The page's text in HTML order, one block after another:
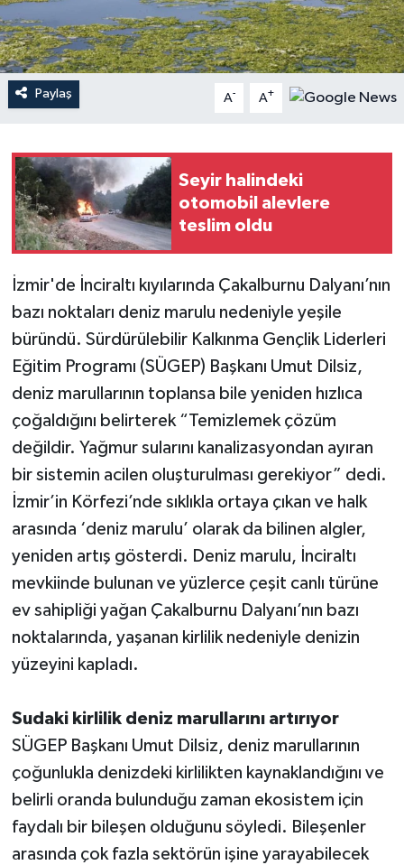
Paylaş A- A+
Seyir halindeki
otomobil alevlere
teslim oldu
İzmir'de İnciraltı kıyılarında Çakalburnu Dalyanı’nın
bazı noktaları deniz marulu nedeniyle yeşile
büründü. Sürdürülebilir Kalkınma Gençlik Liderleri
Eğitim Programı (SÜGEP) Başkanı Umut Dilsiz,
deniz marullarının toplansa bile yeniden hızlıca
çoğaldığını belirterek “Temizlemek çözüm
değildir. Yağmur sularını kanalizasyondan ayıran
bir sistemin acilen oluşturulması gerekiyor” dedi.
İzmir’in Körfezi’nde sıklıkla ortaya çıkan ve halk
arasında ‘deniz marulu’ olarak da bilinen algler,
yeniden artış gösterdi. Deniz marulu, İnciraltı
mevkiinde bulunan ve yüzlerce çeşit canlı türüne
ev sahipliği yağan Çakalburnu Dalyanı’nın bazı
noktalarında, yaşanan kirlilik nedeniyle denizin
yüzeyini kapladı.
Sudaki kirlilik deniz marullarını artırıyor
SÜGEP Başkanı Umut Dilsiz, deniz marullarının
çoğunlukla denizdeki kirlilikten kaynaklandığını ve
belirli oranda bulunduğu zaman ekosistem için
faydalı bir bileşen olduğunu söyledi. Bileşenler
arasında çok fazla sektörün işine yarayabilecek